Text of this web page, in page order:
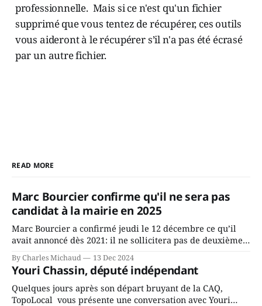
professionnelle. Mais si ce n'est qu'un fichier
supprimé que vous tentez de récupérer, ces outils
vous aideront à le récupérer s’il n'a pas été écrasé
par un autre fichier.
READ MORE
Marc Bourcier confirme qu'il ne sera pas
candidat à la mairie en 2025
Marc Bourcier a confirmé jeudi le 12 décembre ce qu’il
avait annoncé dès 2021: il ne sollicitera pas de deuxième
fait l’annonce en s’adressant aux employés de la ville,
rassemblés en soirée pour leur traditionnel souper
By Charles Michaud 13 Dec 2024
Youri Chassin, député indépendant
Quelques jours après son départ bruyant de la CAQ,
TopoLocal vous présente une conversation avec Youri